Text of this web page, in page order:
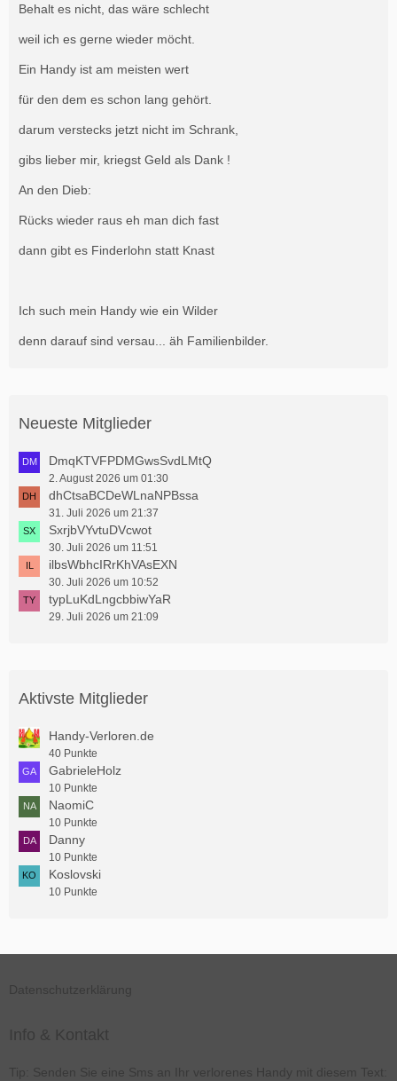
Behalt es nicht, das wäre schlecht
weil ich es gerne wieder möcht.
Ein Handy ist am meisten wert
für den dem es schon lang gehört.
darum verstecks jetzt nicht im Schrank,
gibs lieber mir, kriegst Geld als Dank !
An den Dieb:
Rücks wieder raus eh man dich fast
dann gibt es Finderlohn statt Knast
Ich such mein Handy wie ein Wilder
denn darauf sind versau... äh Familienbilder.
Neueste Mitglieder
DmqKTVFPDMGwsSvdLMtQ
2. August 2026 um 01:30
dhCtsaBCDeWLnaNPBssa
31. Juli 2026 um 21:37
SxrjbVYvtuDVcwot
30. Juli 2026 um 11:51
ilbsWbhcIRrKhVAsEXN
30. Juli 2026 um 10:52
typLuKdLngcbbiwYaR
29. Juli 2026 um 21:09
Aktivste Mitglieder
Handy-Verloren.de
40 Punkte
GabrieleHolz
10 Punkte
NaomiC
10 Punkte
Danny
10 Punkte
Koslovski
10 Punkte
Datenschutzerklärung
Info & Kontakt
Tip: Senden Sie eine Sms an Ihr verlorenes Handy mit diesem Text: